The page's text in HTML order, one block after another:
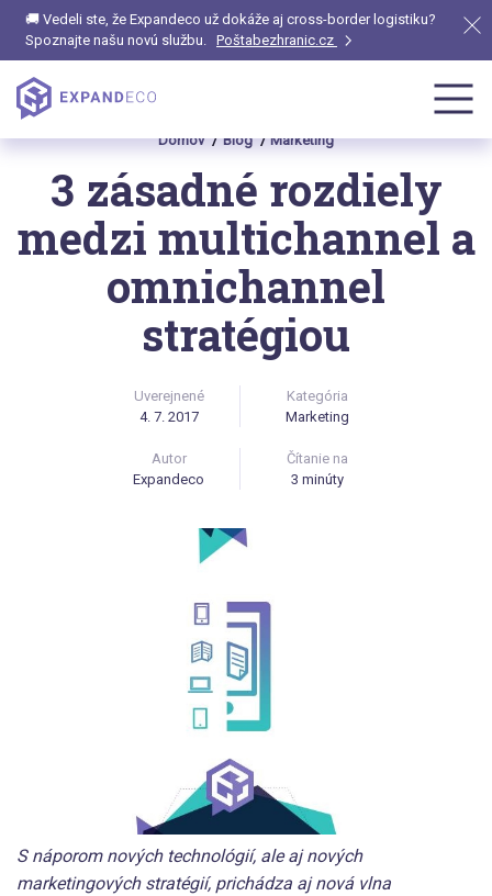
🚚 Vedeli ste, že Expandeco už dokáže aj cross-border logistiku?
Spoznajte našu novú službu. Poštabezhranic.cz
Domov Blog Marketing
3 zásadné rozdiely
medzi multichannel a
omnichannel
stratégiou
Uverejnené
4. 7. 2017
Kategória
Marketing
Autor
Expandeco
Čítanie na
3 minúty
S náporom nových technológií, ale aj nových
marketingových stratégií, prichádza aj nová vlna